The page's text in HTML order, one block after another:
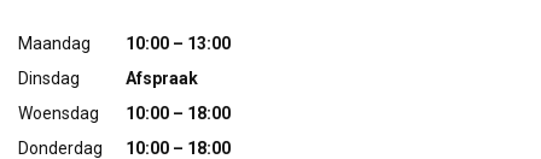
Maandag
10:00 – 13:00
Dinsdag
Afspraak
Woensdag
10:00 – 18:00
Donderdag
10:00 – 18:00